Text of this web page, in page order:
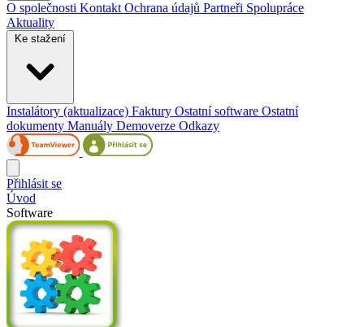
O společnosti Kontakt Ochrana údajů Partneři Spolupráce
Aktuality
Ke stažení
Instalátory (aktualizace) Faktury Ostatní software Ostatní
dokumenty Manuály Demoverze Odkazy
Přihlásit se
Úvod
Software